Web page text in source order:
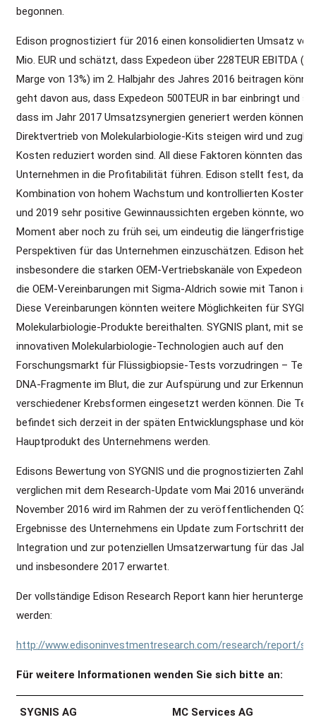
begonnen.
Edison prognostiziert für 2016 einen konsolidierten Umsatz von
Mio. EUR und schätzt, dass Expedeon über 228TEUR EBITDA
Marge von 13%) im 2. Halbjahr des Jahres 2016 beitragen
geht davon aus, dass Expedeon 500TEUR in bar einbringt und
dass im Jahr 2017 Umsatzsynergien generiert werden können,
Direktvertrieb von Molekularbiologie-Kits steigen wird und
Kosten reduziert worden sind. All diese Faktoren könnten das
Unternehmen in die Profitabilität führen. Edison stellt fest, dass
Kombination von hohem Wachstum und kontrollierten Kosten
und 2019 sehr positive Gewinnaussichten ergeben könnte,
Moment aber noch zu früh sei, um eindeutig die längerfristigen
Perspektiven für das Unternehmen einzuschätzen. Edison hebt
insbesondere die starken OEM-Vertriebskanäle von Expedeon
die OEM-Vereinbarungen mit Sigma-Aldrich sowie mit Tanon in
Diese Vereinbarungen könnten weitere Möglichkeiten für
Molekularbiologie-Produkte bereithalten. SYGNIS plant, mit
innovativen Molekularbiologie-Technologien auch auf den
Forschungsmarkt für Flüssigbiopsie-Tests vorzudringen –
DNA-Fragmente im Blut, die zur Aufspürung und zur Erkennung
verschiedener Krebsformen eingesetzt werden können. Die
befindet sich derzeit in der späten Entwicklungsphase und
Hauptprodukt des Unternehmens werden.
Edisons Bewertung von SYGNIS und die prognostizierten
verglichen mit dem Research-Update vom Mai 2016
November 2016 wird im Rahmen der zu veröffentlichenden Q3-
Ergebnisse des Unternehmens ein Update zum Fortschritt der
Integration und zur potenziellen Umsatzerwartung für das Jahr
und insbesondere 2017 erwartet.
Der vollständige Edison Research Report kann hier
werden:
http://www.edisoninvestmentresearch.com/research/report/
Für weitere Informationen wenden Sie sich bitte an:
SYGNIS AG
MC Services AG